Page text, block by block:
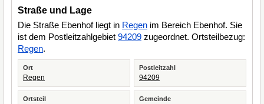
Straße und Lage
Die Straße Ebenhof liegt in Regen im Bereich Ebenhof. Sie
ist dem Postleitzahlgebiet 94209 zugeordnet. Ortsteilbezug:
Regen.
Ort
Regen
Postleitzahl
94209
Ortsteil Gemeinde